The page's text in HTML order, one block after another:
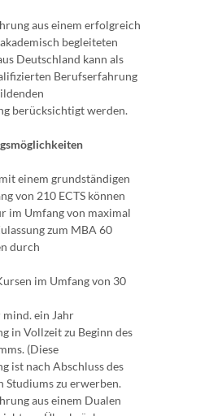
aus einem erfolgreich
begleiteten
Deutschland kann als
Berufserfahrung
berücksichtigt werden.
einem grundständigen
von 210 ECTS können
im Umfang von maximal
zum MBA 60
durch
im Umfang von 30
ein Jahr
in Vollzeit zu Beginn des
(Diese
ist nach Abschluss des
Studiums zu erwerben.
aus einem Dualen